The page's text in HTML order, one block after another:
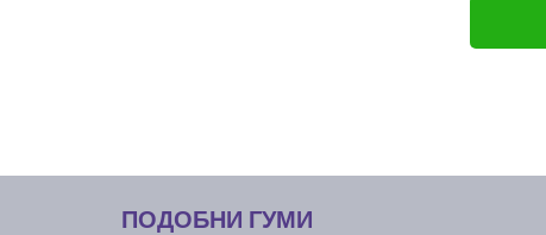
ПОДОБНИ ГУМИ